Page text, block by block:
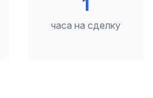
часа на сделку